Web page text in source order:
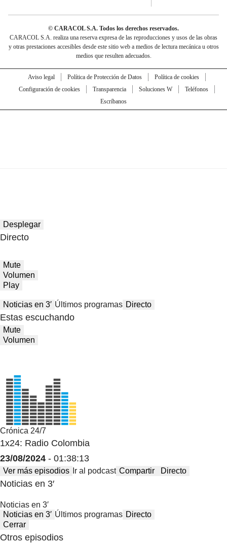
© CARACOL S.A. Todos los derechos reservados.
CARACOL S.A. realiza una reserva expresa de las reproducciones y usos de las obras
y otras prestaciones accesibles desde este sitio web a medios de lectura mecánica u otros
medios que resulten adecuados.
Aviso legal Política de Protección de Datos
Política de cookies
Configuración de cookies
Transparencia Soluciones W
Teléfonos
Escríbanos
Desplegar
Directo
Mute
Volumen
Play
Noticias en 3′ Últimos programas Directo
Estas escuchando
Mute
Volumen
Crónica 24/7
1x24: Radio Colombia
23/08/2024 - 01:38:13
Ver más episodios Ir al podcast Compartir Directo
Noticias en 3′
Noticias en 3′
Noticias en 3′ Últimos programas Directo
Cerrar
Otros episodios